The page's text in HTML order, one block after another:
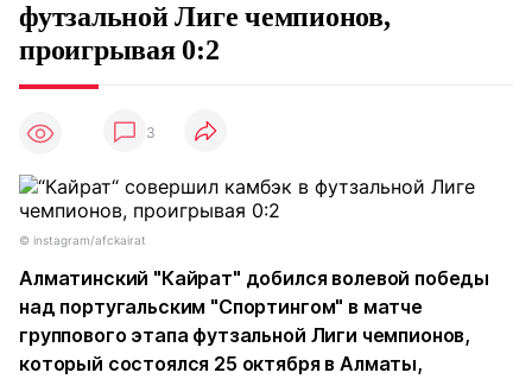
футзальной Лиге чемпионов,
проигрывая 0:2
3
©️ instagram/afckairat
Алматинский "Кайрат" добился волевой победы
над португальским "Спортингом" в матче
группового этапа футзальной Лиги чемпионов,
который состоялся 25 октября в Алматы,